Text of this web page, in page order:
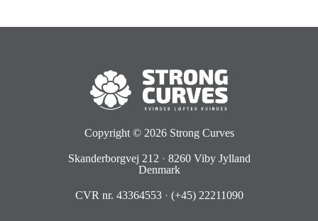
Copyright © 2026 Strong Curves
Skanderborgvej 212 · 8260 Viby Jylland
Denmark
CVR nr. 43364553 · (+45) 22211090